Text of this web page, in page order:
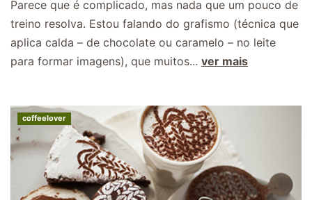
Parece que é complicado, mas nada que um pouco de
treino resolva. Estou falando do grafismo (técnica que
aplica calda – de chocolate ou caramelo – no leite
para formar imagens), que muitos... ver mais
coffeelover